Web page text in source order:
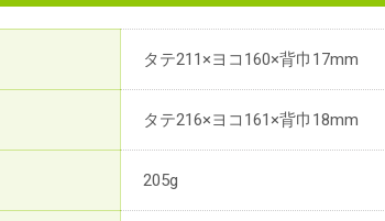
タテ211×ヨコ160×背巾17mm
タテ216×ヨコ161×背巾18mm
205g